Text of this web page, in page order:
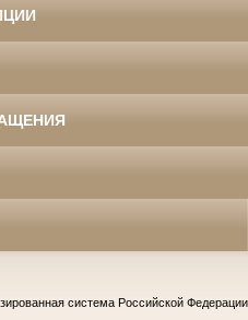
система Российской